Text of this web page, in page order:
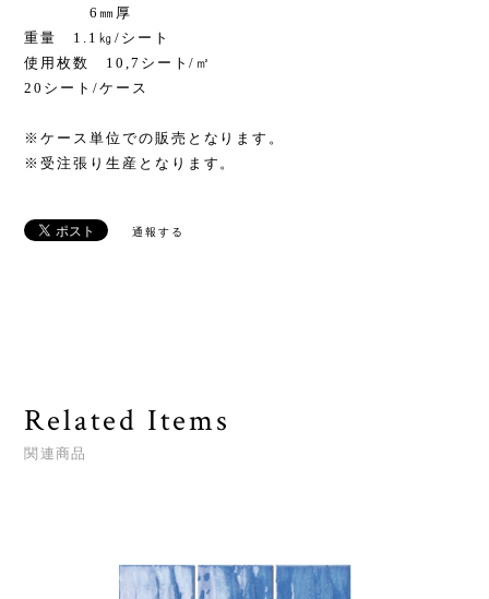
6㎜厚
重量 1.1㎏/シート
使用枚数 10,7シート/㎡
20シート/ケース
※ケース単位での販売となります。
※受注張り生産となります。
通報する
Related Items
関連商品